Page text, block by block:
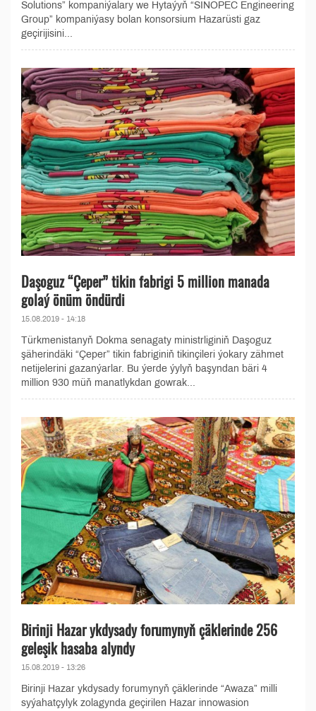
Solutions” kompaniýalary we Hytaýyň “SINOPEC Engineering
Group” kompaniýasy bolan konsorsium Hazarüsti gaz
geçirijisini...
Daşoguz “Çeper” tikin fabrigi 5 million manada
golaý önüm öndürdi
15.08.2019 - 14:18
Türkmenistanyň Dokma senagaty ministrliginiň Daşoguz
şäherindäki “Çeper” tikin fabriginiň tikinçileri ýokary zähmet
netijelerini gazanýarlar. Bu ýerde ýylyň başyndan bäri 4
million 930 müň manatlykdan gowrak...
Birinji Hazar ykdysady forumynyň çäklerinde 256
geleşik hasaba alyndy
15.08.2019 - 13:26
Birinji Hazar ykdysady forumynyň çäklerinde “Awaza” milli
syýahatçylyk zolagynda geçirilen Hazar innowasion